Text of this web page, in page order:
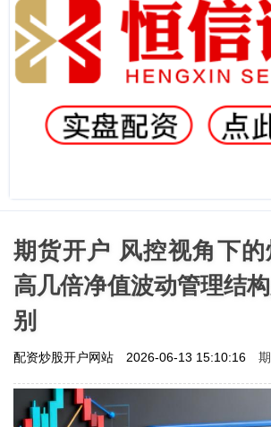
期货开户 风控视角下
高几倍净值波动管理结
别
配资炒股开户网站 2026-06-13 15:10:16